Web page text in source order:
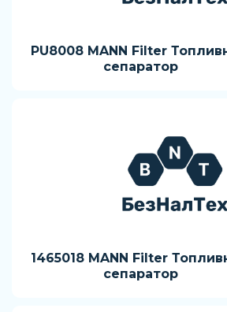
PU8008 MANN Filter
сепаратор
1465018 MANN Filter
сепаратор